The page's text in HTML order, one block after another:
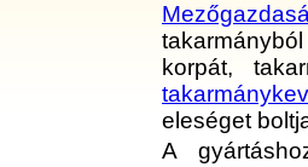
korpát,
eleséget
A